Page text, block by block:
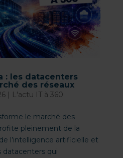
: les datacenters
des réseaux
| L'actu IT à 360
le marché des
pleinement de la
l’intelligence artificielle et
datacenters qui